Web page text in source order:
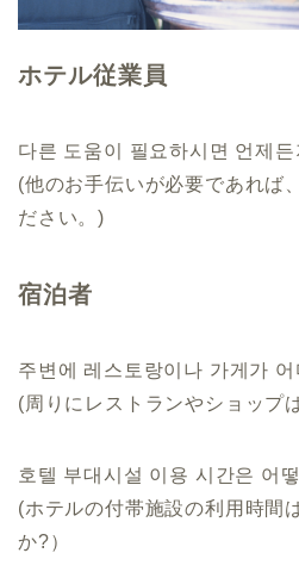
ホテル従業員
다른 도움이 필요하시면 언제
(他のお手伝いが必要であれば
ださい。)
宿泊者
주변에 레스토랑이나 가게가
(周りにレストランやショップ
호텔 부대시설 이용 시간은 어
(ホテルの付帯施設の利用時間
か?）